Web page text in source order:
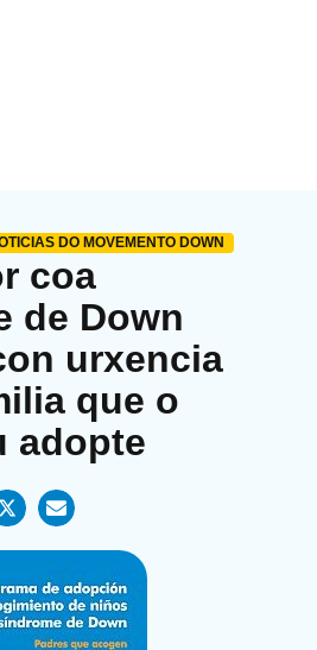
DO MOVEMENTO DOWN
coa
de Down
urxencia
que o
adopte